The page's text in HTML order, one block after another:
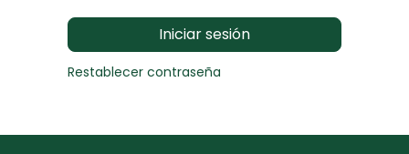
Iniciar sesión
Restablecer contraseña